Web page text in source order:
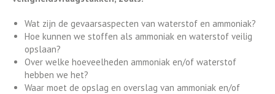
Wat zijn de gevaarsaspecten van waterstof en ammoniak?
Hoe kunnen we stoffen als ammoniak en waterstof veilig
opslaan?
Over welke hoeveelheden ammoniak en/of waterstof
hebben we het?
Waar moet de opslag en overslag van ammoniak en/of